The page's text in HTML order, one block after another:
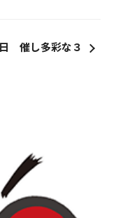
催し多彩な３